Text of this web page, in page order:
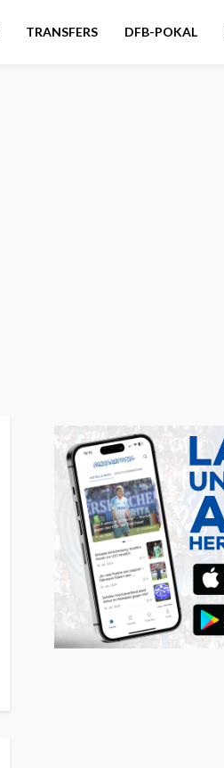
TRANSFERS DFB-POKAL